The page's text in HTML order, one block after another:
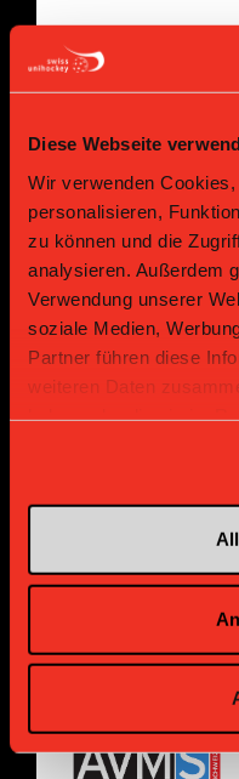
Diese Webseite
Wir verwenden
personalisieren,
zu können und die
analysieren. Außerdem
Verwendung unserer
soziale Medien,
Partner führen diese
weiteren Daten
Partenaire Bronze
Supplier